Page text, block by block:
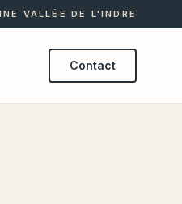
VALLÉE DE L'INDRE
Contact